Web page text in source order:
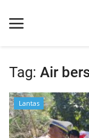
Terms &
Reskrim
Tag: Air
Lantas